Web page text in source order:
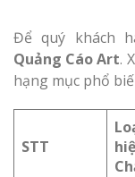
Để quý khách
Quảng Cáo Art.
hạng mục phổ
STT